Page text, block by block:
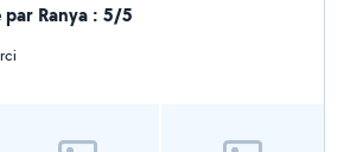
mes services n'hésitez pas à me
des demandes ou des questions
est urgente vous pouvez m'appeler
Ranya : 5/5